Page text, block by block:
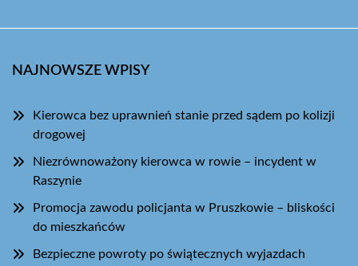
NAJNOWSZE WPISY
Kierowca bez uprawnień stanie przed sądem po kolizji
drogowej
Niezrównoważony kierowca w rowie – incydent w
Raszynie
Promocja zawodu policjanta w Pruszkowie – bliskości
do mieszkańców
Bezpieczne powroty po świątecznych wyjazdach